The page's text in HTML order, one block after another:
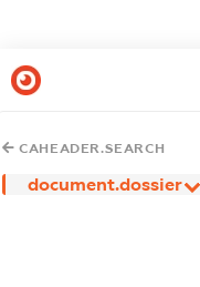
CAHEADER.SEARCH
document.dossier